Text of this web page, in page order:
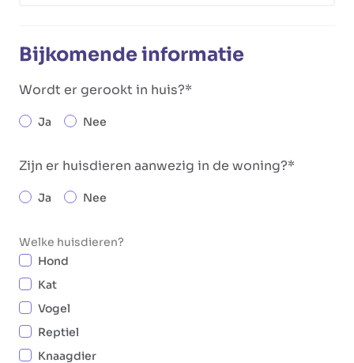
Bijkomende informatie
Wordt er gerookt in huis?
Ja Nee
Zijn er huisdieren aanwezig in de woning?
Ja Nee
Welke huisdieren?
Hond
Kat
Vogel
Reptiel
Knaagdier